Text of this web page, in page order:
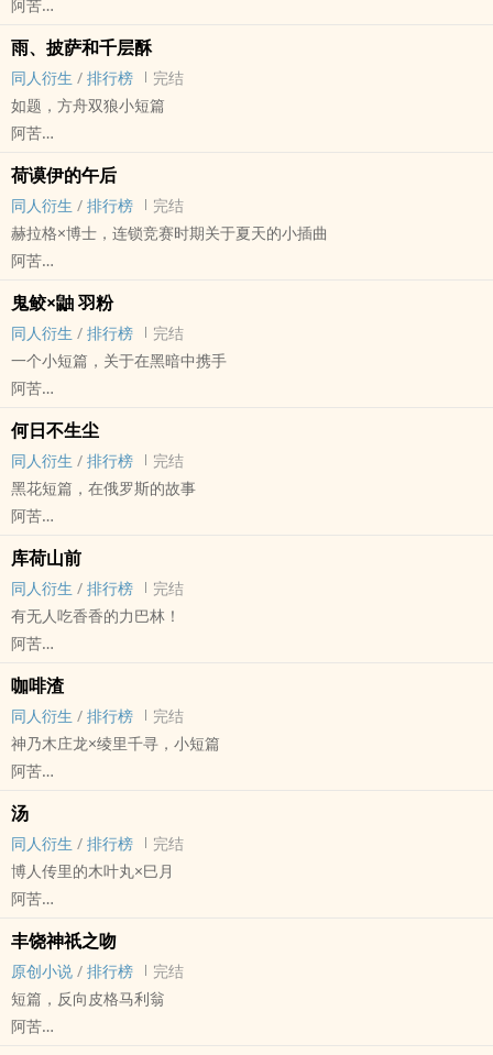
阿苦
短篇 - 完结
雨、披萨和千层酥
同人衍生 / 排行榜
完结
如题，方舟双狼小短篇
阿苦
人
GL - 短篇 - 完结
荷谟伊的午后
同人衍生 / 排行榜
完结
赫拉格×博士，连锁竞赛时期关于夏天的小插曲
阿苦
BL - 短篇 - 完结
鬼鲛×鼬 羽粉
同人衍生 / 排行榜
完结
一个小短篇，关于在黑暗中携手
阿苦
结
何日不生尘
同人衍生 / 排行榜
完结
黑花短篇，在俄罗斯的故事
阿苦
BL - 短篇 - 完结
库荷山前
同人衍生 / 排行榜
完结
有无人吃香香的力巴林！
阿苦
游戏同人
BL - 短篇 - 完结
咖啡渣
同人衍生 / 排行榜
完结
神乃木庄龙×绫里千寻，小短篇
阿苦
短篇 - 完结
汤
同人衍生 / 排行榜
完结
博人传里的木叶丸×巳月
阿苦
火影[火影忍者] - 同人衍生 - 动漫同人 - BL
短篇 - 完结
丰饶神祇之吻
原创小说 / 排行榜
完结
短篇，反向皮格马利翁
阿苦